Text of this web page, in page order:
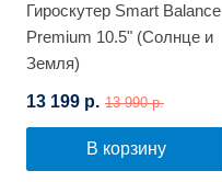
Гироскутер Smart Balance
Premium 10.5" (Солнце и
Земля)
13 199 р. 13 990 р.
В корзину